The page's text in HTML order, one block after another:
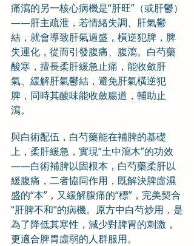
痛瀉的另一核心病機是“肝旺”（或肝鬱）
——肝主疏泄，若情緒失調、肝氣鬱
結，就會導致肝氣過盛，橫逆犯脾，脾
失運化，從而引發腹痛、腹瀉。白芍藥
酸寒，擅長柔肝緩急止痛，能收斂肝
氣、緩解肝氣鬱結，避免肝氣橫逆犯
脾，同時其酸味能收斂腸道，輔助止
瀉。
與白術配伍，白芍藥能在補脾的基礎
上，柔肝緩急，實現“土中瀉木”的功效
——白術補脾以固根本，白芍藥柔肝以
緩腹痛，二者協同作用，既解決脾虛濕
盛的“本”，又緩解腹痛的“標”，完美契合
“肝脾不和”的病機。原方中白芍炒用，是
為了降低其寒性，減少對脾胃的刺激，
更適合脾胃虛弱的人群服用。